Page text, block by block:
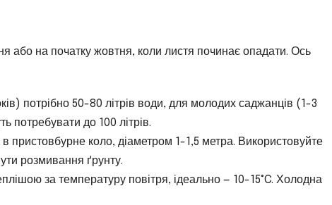
або на початку жовтня, коли листя починає опадати. Ось
потрібно 50-80 літрів води, для молодих саджанців (1-3
потребувати до 100 літрів.
пристовбурне коло, діаметром 1-1,5 метра. Використовуйте
розмивання ґрунту.
за температуру повітря, ідеально — 10-15°C. Холодна